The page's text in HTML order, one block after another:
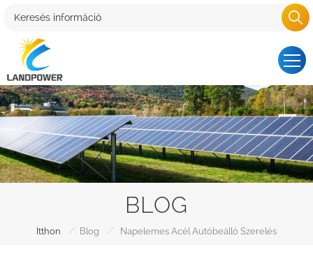
BLOG
Itthon / Blog / Napelemes Acél Autóbeálló Szerelés